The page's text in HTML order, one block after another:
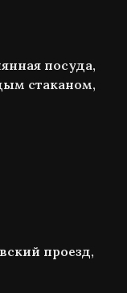
посуда,
стаканом,
проезд,